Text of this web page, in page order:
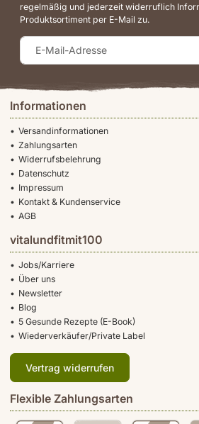
Informationen
Versandinformationen
Zahlungsarten
Widerrufsbelehrung
Datenschutz
Impressum
Kontakt & Kundenservice
AGB
vitalundfitmit100
Jobs/Karriere
Über uns
Newsletter
Blog
5 Gesunde Rezepte (E-Book)
Wiederverkäufer/Private Label
Vertrag widerrufen
Flexible Zahlungsarten
regelmäßig und jederzeit widerruflich
Produktsortiment per E-Mail zu.